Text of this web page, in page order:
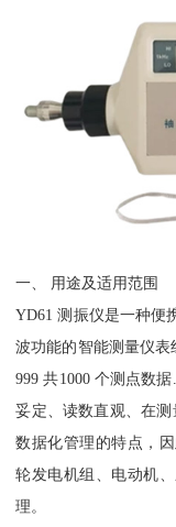
一、 用途及适用范围
YD61 测振仪是一种便
波功能的智能测量仪
999 共1000 个测点数
妥定、读数直观、在
数据化管理的特点，
轮发电机组、电动机
理。